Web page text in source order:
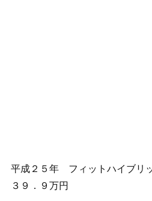
平成２５年 フィットハイブ
３９．９万円